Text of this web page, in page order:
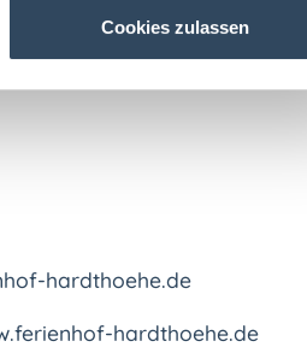
Cookies zulassen
hardthoehe.de
hardthoehe.de